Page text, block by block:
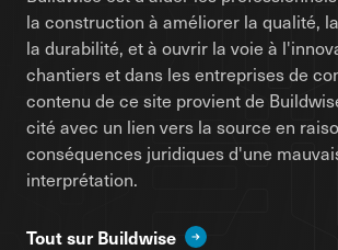
la construction à améliorer la qualité,
la durabilité, et à ouvrir la voie à
chantiers et dans les entreprises de
contenu de ce site provient de
cité avec un lien vers la source en
conséquences juridiques d'une
interprétation.
Tout sur Buildwise